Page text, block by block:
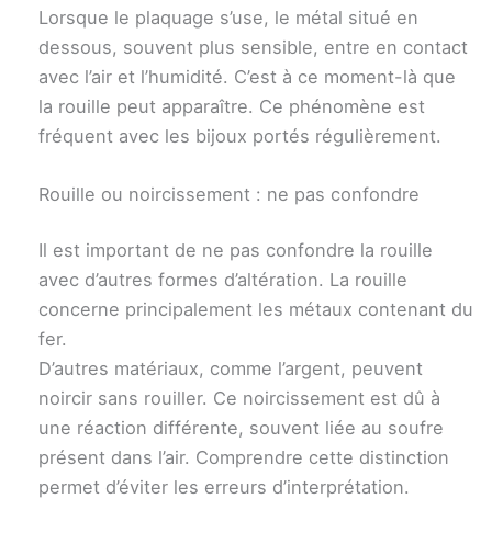
Lorsque le plaquage s’use, le métal situé en
dessous, souvent plus sensible, entre en contact
avec l’air et l’humidité. C’est à ce moment-là que
la rouille peut apparaître. Ce phénomène est
fréquent avec les bijoux portés régulièrement.
Rouille ou noircissement : ne pas confondre
Il est important de ne pas confondre la rouille
avec d’autres formes d’altération. La rouille
concerne principalement les métaux contenant du
fer.
D’autres matériaux, comme l’argent, peuvent
noircir sans rouiller. Ce noircissement est dû à
une réaction différente, souvent liée au soufre
présent dans l’air. Comprendre cette distinction
permet d’éviter les erreurs d’interprétation.